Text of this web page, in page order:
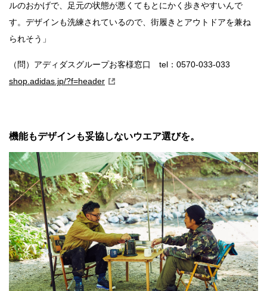
ルのおかげで、足元の状態が悪くてもとにかく歩きやすいんで
す。デザインも洗練されているので、街履きとアウトドアを兼ね
られそう」
（問）アディダスグループお客様窓口 tel：0570-033-033
shop.adidas.jp/?f=header
機能もデザインも妥協しないウエア選びを。